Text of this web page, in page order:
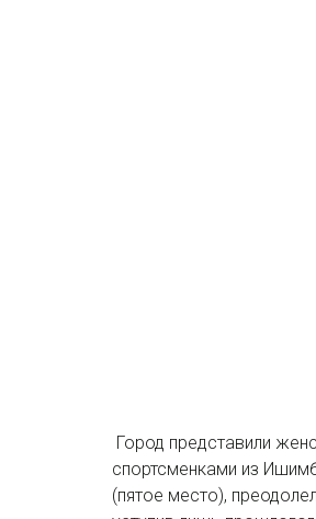
Город представили
спортсменками из
(пятое место),